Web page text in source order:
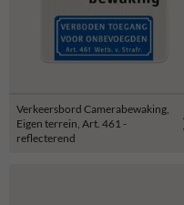
Verkeersbord Camerabewaking,
Eigen terrein, Art. 461 -
reflecterend